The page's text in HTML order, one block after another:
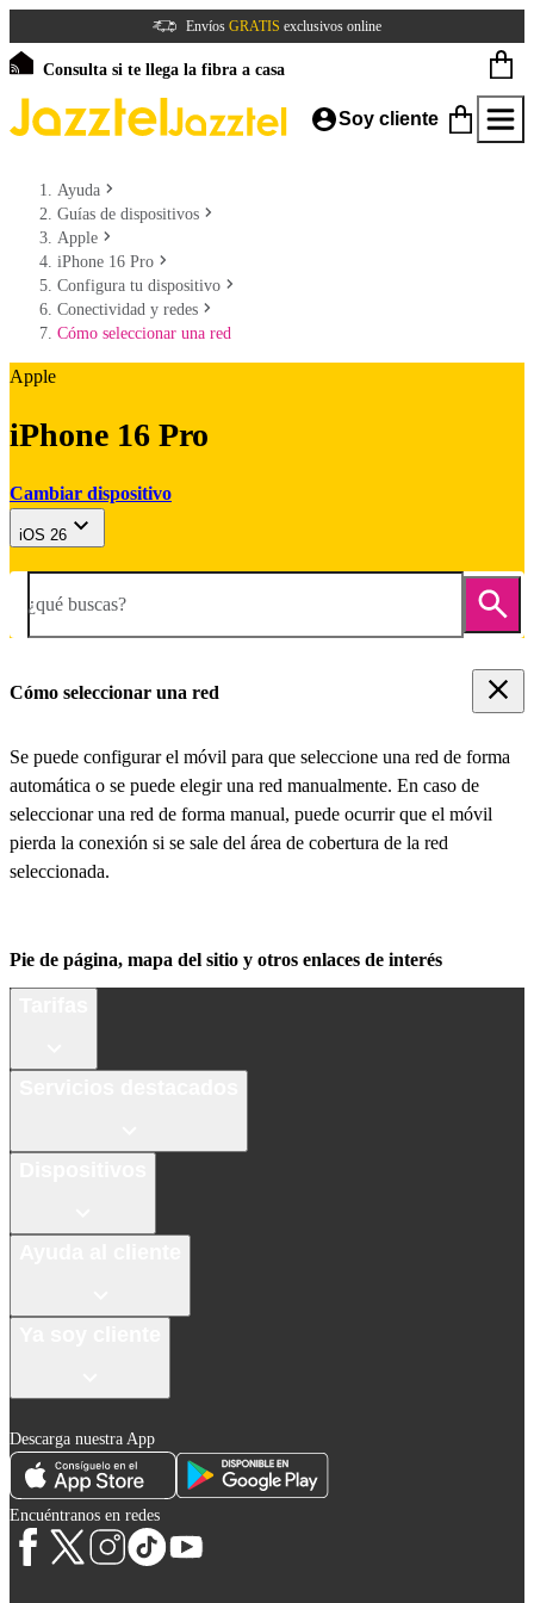
Envíos GRATIS exclusivos online
Consulta si te llega la fibra a casa
Soy cliente
Ayuda
Guías de dispositivos
Apple
iPhone 16 Pro
Configura tu dispositivo
Conectividad y redes
Cómo seleccionar una red
Apple
iPhone 16 Pro
Cambiar dispositivo
iOS 26
¿qué buscas?
Cómo seleccionar una red
Se puede configurar el móvil para que seleccione una red de forma
automática o se puede elegir una red manualmente. En caso de
seleccionar una red de forma manual, puede ocurrir que el móvil
pierda la conexión si se sale del área de cobertura de la red
seleccionada.
Pie de página, mapa del sitio y otros enlaces de interés
Descarga nuestra App
Encuéntranos en redes